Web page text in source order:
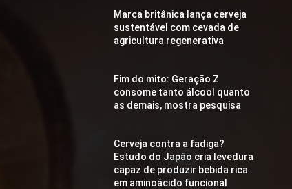
Marca britânica lança cerveja
sustentável com cevada de
agricultura regenerativa
Fim do mito: Geração Z
consome tanto álcool quanto
as demais, mostra pesquisa
Cerveja contra a fadiga?
Estudo do Japão cria levedura
capaz de produzir bebida rica
em aminoácido funcional